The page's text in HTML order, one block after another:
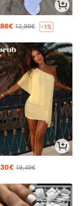
12,99€ -1%
,30€ 19,49€